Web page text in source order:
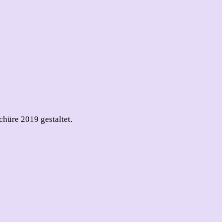
2019 gestaltet.